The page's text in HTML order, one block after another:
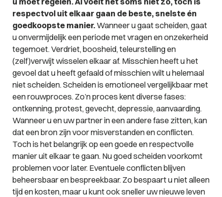
respectvol uit elkaar gaan de beste, snelste én
goedkoopste manier.Wanneer u gaat scheiden, gaat
u onvermijdelijk een periode met vragen en onzekerheid
tegemoet. Verdriet, boosheid, teleurstelling en
(zelf)verwijt wisselen elkaar af. Misschien heeft u het
gevoel dat u heeft gefaald of misschien wilt u helemaal
niet scheiden. Scheiden is emotioneel vergelijkbaar met
een rouwproces. Zo’n proces kent diverse fases:
ontkenning, protest, gevecht, depressie, aanvaarding.
Wanneer u en uw partner in een andere fase zitten, kan
dat een bron zijn voor misverstanden en conflicten.
Toch is het belangrijk op een goede en respectvolle
manier uit elkaar te gaan. Nu goed scheiden voorkomt
problemen voor later. Eventuele conflicten blijven
beheersbaar en bespreekbaar. Zo bespaart u niet alleen
tijd en kosten, maar u kunt ook sneller uw nieuwe leven